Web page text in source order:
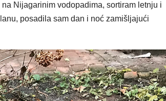
Nijagarinim vodopadima, sortiram letnju i
posadila sam dan i noć zamišljajući